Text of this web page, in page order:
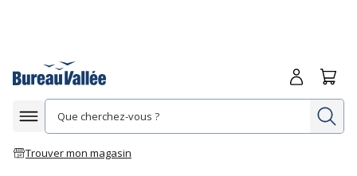
Afficher la navigation
Trouver mon magasin
Me